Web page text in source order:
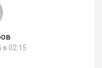
в 02:15